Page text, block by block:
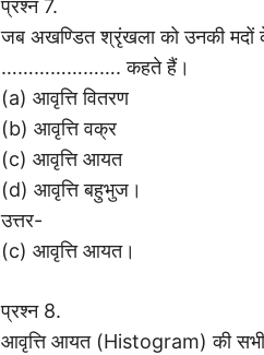
प्रश्न 7.
जब अखण्डित श्रृंखला को उनकी मदों
…………………. कहते हैं।
(a) आवृत्ति वितरण
(b) आवृत्ति वक्र
(c) आवृत्ति आयत
(d) आवृत्ति बहुभुज।
उत्तर-
(c) आवृत्ति आयत।
प्रश्न 8.
आवृत्ति आयत (Histogram) की सभी